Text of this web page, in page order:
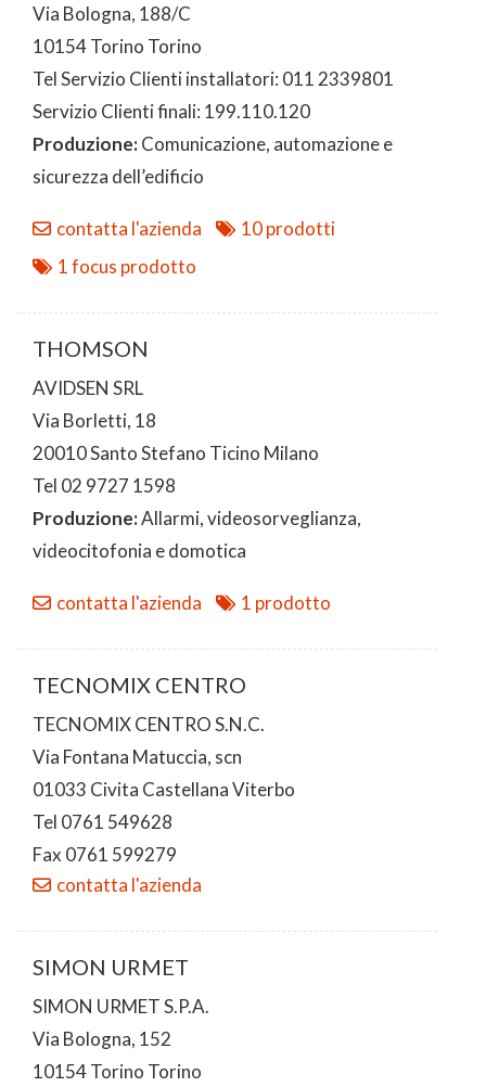
Via Bologna, 188/C
10154 Torino Torino
Tel Servizio Clienti installatori: 011 2339801
Servizio Clienti finali: 199.110.120
Produzione:Comunicazione, automazione e
sicurezza dell’edificio
contatta l'azienda
10 prodotti
1 focus prodotto
THOMSON
AVIDSEN SRL
Via Borletti, 18
20010 Santo Stefano Ticino Milano
Tel 02 9727 1598
Produzione:Allarmi, videosorveglianza,
videocitofonia e domotica
contatta l'azienda 1 prodotto
TECNOMIX CENTRO
TECNOMIX CENTRO S.N.C.
Via Fontana Matuccia, scn
01033 Civita Castellana Viterbo
Tel 0761 549628
Fax 0761 599279
contatta l'azienda
SIMON URMET
SIMON URMET S.P.A.
Via Bologna, 152
10154 Torino Torino